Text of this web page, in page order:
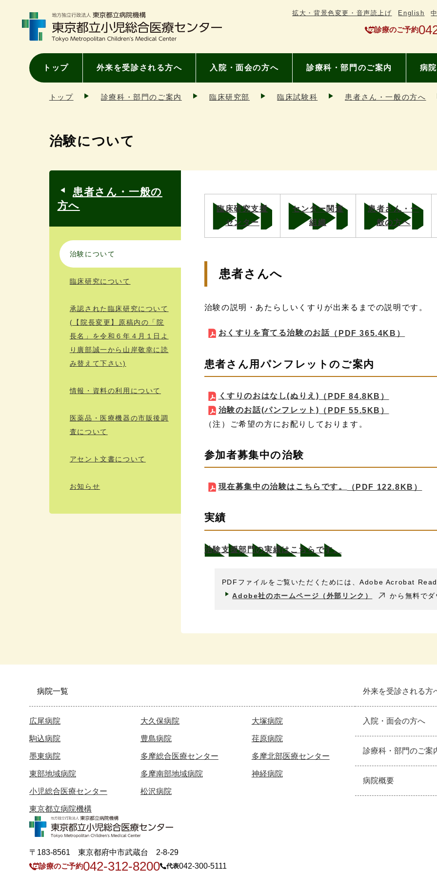
拡大・背景色変更・音声読上げ English
診療のご予約
トップ 外来を受診される方へ 入院・面会の方へ 診療科・部門のご案内 病
トップ 診療科・部門のご案内 臨床研究部 臨床試験科 患者さん・一般の方へ
治験について
臨床研究支援
センター
センター関連
組織
患者さん・一
般の方へ
患者さんへ
治験の説明・あたらしいくすりが出来るまでの説明です。
おくすりを育てる治験のお話 （PDF 365.4KB）
患者さん用パンフレットのご案内
くすりのおはなし(ぬりえ) （PDF 84.8KB）
治験のお話(パンフレット) （PDF 55.5KB）
（注）ご希望の方にお配りしております。
参加者募集中の治験
現在募集中の治験はこちらです。 （PDF 122.8KB）
実績
治験支援部門の実績はこちらです。
PDFファイルをご覧いただくためには、Adobe Acrobat
Adobe社のホームページ（外部リンク）
から無料でダ
患者さん・一般の
方へ
治験について
臨床研究について
承認された臨床研究について
(【院長変更】原稿内の「院
長名」を令和６年４月１日よ
り廣部誠一から山岸敬幸に読
み替えて下さい)
情報・資料の利用について
医薬品・医療機器の市販後調
査について
アセント文書について
お知らせ
病院一覧
広尾病院 大久保病院 大塚病院
駒込病院 豊島病院 荏原病院
墨東病院 多摩総合医療センター 多摩北部医療センター
東部地域病院 多摩南部地域病院 神経病院
小児総合医療センター 松沢病院
東京都立病院機構
外来を受診される方
入院・面会の方へ
診療科・部門のご案
病院概要
〒183-8561 東京都府中市武蔵台 2-8-29
診療のご予約042-312-8200 代表042-300-5111